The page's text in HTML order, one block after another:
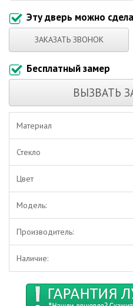
Эту дверь можно
ЗАКАЗАТЬ ЗВОНОК
Бесплатный замер
ВЫЗВАТЬ
Материал
Стекло
Цвет
Модель:
Производитель:
Наличие: